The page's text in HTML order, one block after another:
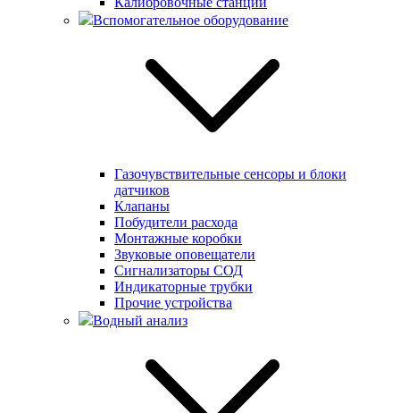
Вспомогательное оборудование
Газочувствительные сенсоры и блоки
датчиков
Клапаны
Побудители расхода
Монтажные коробки
Звуковые оповещатели
Сигнализаторы СОД
Индикаторные трубки
Прочие устройства
Водный анализ